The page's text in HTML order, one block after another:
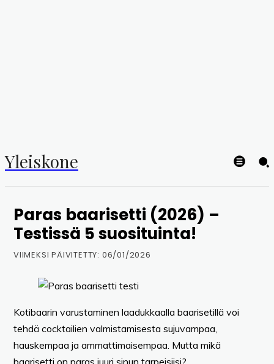
Yleiskone
Paras baarisetti (2026) –
Testissä 5 suosituinta!
VIIMEKSI PÄIVITETTY: 06/01/2026
Kotibaarin varustaminen laadukkaalla baarisetillä voi
tehdä cocktailien valmistamisesta sujuvampaa,
hauskempaa ja ammattimaisempaa. Mutta mikä